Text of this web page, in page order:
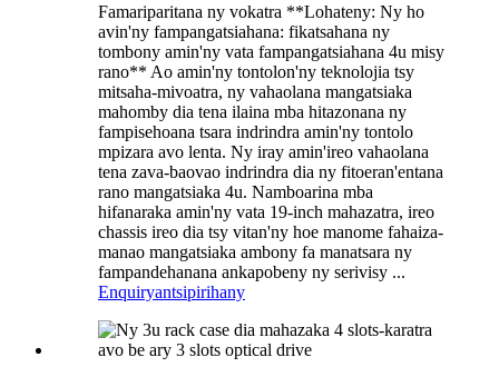
Famariparitana ny vokatra **Lohateny: Ny ho
avin'ny fampangatsiahana: fikatsahana ny
tombony amin'ny vata fampangatsiahana 4u misy
rano** Ao amin'ny tontolon'ny teknolojia tsy
mitsaha-mivoatra, ny vahaolana mangatsiaka
mahomby dia tena ilaina mba hitazonana ny
fampisehoana tsara indrindra amin'ny tontolo
mpizara avo lenta. Ny iray amin'ireo vahaolana
tena zava-baovao indrindra dia ny fitoeran'entana
rano mangatsiaka 4u. Namboarina mba
hifanaraka amin'ny vata 19-inch mahazatra, ireo
chassis ireo dia tsy vitan'ny hoe manome fahaiza-
manao mangatsiaka ambony fa manatsara ny
fampandehanana ankapobeny ny serivisy ...
Enquiryantsipirihany